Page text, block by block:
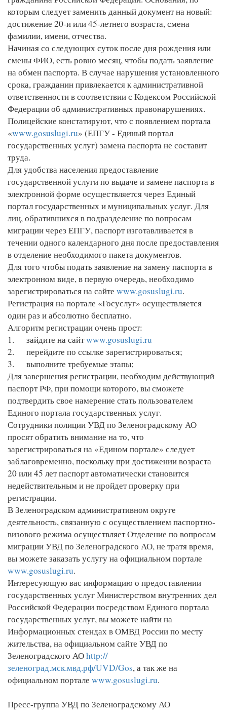
которым следует заменить данный документ на новый:
достижение 20-и или 45-летнего возраста, смена
фамилии, имени, отчества.
Начиная со следующих суток после дня рождения или
смены ФИО, есть ровно месяц, чтобы подать заявление
на обмен паспорта. В случае нарушения установленного
срока, гражданин привлекается к административной
ответственности в соответствии с Кодексом Российской
Федерации об административных правонарушениях.
Полицейские констатируют, что с появлением портала
«www.gosuslugi.ru» (ЕПГУ - Единый портал
государственных услуг) замена паспорта не составит
труда.
Для удобства населения предоставление
государственной услуги по выдаче и замене паспорта в
электронной форме осуществляется через Единый
портал государственных и муниципальных услуг. Для
лиц, обратившихся в подразделение по вопросам
миграции через ЕПГУ, паспорт изготавливается в
течении одного календарного дня после предоставления
в отделение необходимого пакета документов.
Для того чтобы подать заявление на замену паспорта в
электронном виде, в первую очередь, необходимо
зарегистрироваться на сайте www.gosuslugi.ru.
Регистрация на портале «Госуслуг» осуществляется
один раз и абсолютно бесплатно.
Алгоритм регистрации очень прост:
1. зайдите на сайтwww.gosuslugi.ru
2. перейдите по ссылке зарегистрироваться;
3. выполните требуемые этапы;
Для завершения регистрации, необходим действующий
паспорт РФ, при помощи которого, вы сможете
подтвердить свое намерение стать пользователем
Единого портала государственных услуг.
Сотрудники полиции УВД по Зеленоградскому АО
просят обратить внимание на то, что
зарегистрироваться на «Едином портале» следует
заблаговременно, поскольку при достижении возраста
20 или 45 лет паспорт автоматически становится
недействительным и не пройдет проверку при
регистрации.
В Зеленоградском административном округе
деятельность, связанную с осуществлением паспортно-
визового режима осуществляет Отделение по вопросам
миграции УВД по Зеленоградского АО, не тратя время,
вы можете заказать услугу на официальном портале
www.gosuslugi.ru.
Интересующую вас информацию о предоставлении
государственных услуг Министерством внутренних дел
Российской Федерации посредством Единого портала
государственных услуг, вы можете найти на
Информационных стендах в ОМВД России по месту
жительства, на официальном сайте УВД по
Зеленоградского АОhttp://
зеленоград.мск.мвд.рф/UVD/Gos, а так же на
официальном портале www.gosuslugi.ru.
Пресс-группа УВД по Зеленоградскому АО